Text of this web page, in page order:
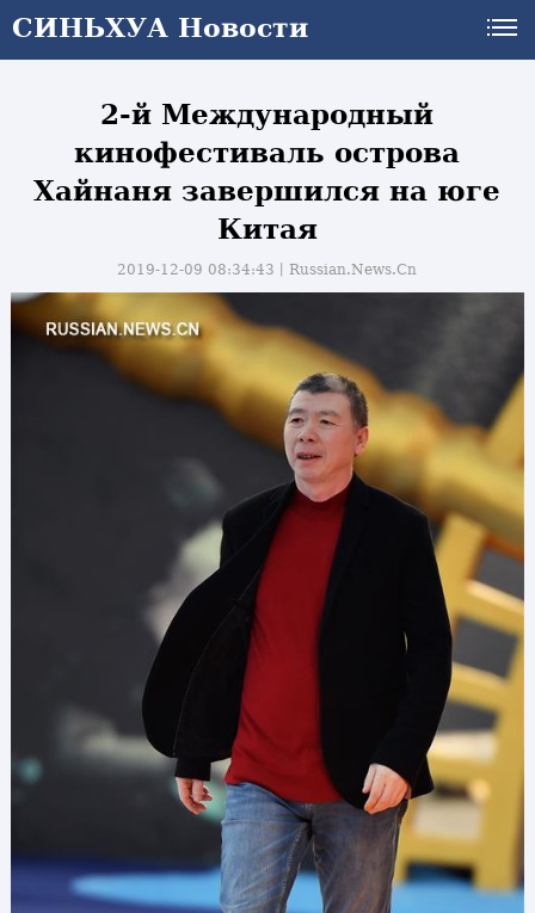
СИНЬХУА Новости
2-й Международный
кинофестиваль острова
Хайнаня завершился на юге
Китая
2019-12-09 08:34:43丨Russian.News.Cn